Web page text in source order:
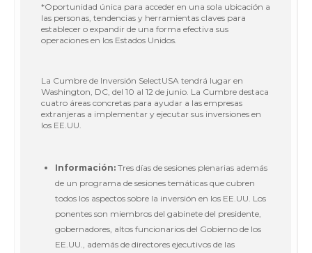
*Oportunidad única para acceder en una sola ubicación a
las personas, tendencias y herramientas claves para
establecer o expandir de una forma efectiva sus
operaciones en los Estados Unidos.
La Cumbre de Inversión SelectUSA tendrá lugar en
Washington, DC, del 10 al 12 de junio. La Cumbre destaca
cuatro áreas concretas para ayudar a las empresas
extranjeras a implementar y ejecutar sus inversiones en
los EE.UU.
Información: Tres días de sesiones plenarias además
de un programa de sesiones temáticas que cubren
todos los aspectos sobre la inversión en los EE.UU. Los
ponentes son miembros del gabinete del presidente,
gobernadores, altos funcionarios del Gobierno de los
EE.UU., además de directores ejecutivos de las